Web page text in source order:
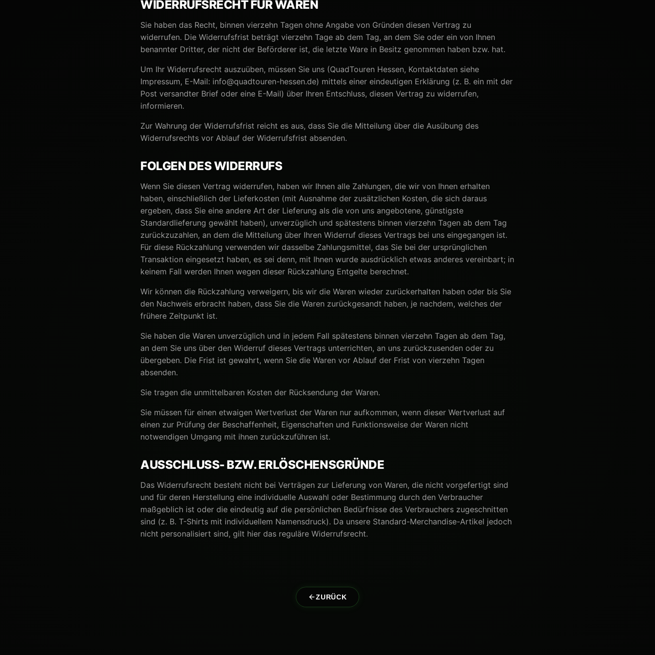
WIDERRUFSRECHT FÜR WAREN
Sie haben das Recht, binnen vierzehn Tagen ohne Angabe von Gründen diesen Vertrag zu
widerrufen. Die Widerrufsfrist beträgt vierzehn Tage ab dem Tag, an dem Sie oder ein von Ihnen
benannter Dritter, der nicht der Beförderer ist, die letzte Ware in Besitz genommen haben bzw. hat.
Um Ihr Widerrufsrecht auszuüben, müssen Sie uns (QuadTouren Hessen, Kontaktdaten siehe
Impressum, E-Mail: info@quadtouren-hessen.de) mittels einer eindeutigen Erklärung (z. B. ein mit der
Post versandter Brief oder eine E-Mail) über Ihren Entschluss, diesen Vertrag zu widerrufen,
informieren.
Zur Wahrung der Widerrufsfrist reicht es aus, dass Sie die Mitteilung über die Ausübung des
Widerrufsrechts vor Ablauf der Widerrufsfrist absenden.
FOLGEN DES WIDERRUFS
Wenn Sie diesen Vertrag widerrufen, haben wir Ihnen alle Zahlungen, die wir von Ihnen erhalten
haben, einschließlich der Lieferkosten (mit Ausnahme der zusätzlichen Kosten, die sich daraus
ergeben, dass Sie eine andere Art der Lieferung als die von uns angebotene, günstigste
Standardlieferung gewählt haben), unverzüglich und spätestens binnen vierzehn Tagen ab dem Tag
zurückzuzahlen, an dem die Mitteilung über Ihren Widerruf dieses Vertrags bei uns eingegangen ist.
Für diese Rückzahlung verwenden wir dasselbe Zahlungsmittel, das Sie bei der ursprünglichen
Transaktion eingesetzt haben, es sei denn, mit Ihnen wurde ausdrücklich etwas anderes vereinbart; in
keinem Fall werden Ihnen wegen dieser Rückzahlung Entgelte berechnet.
Wir können die Rückzahlung verweigern, bis wir die Waren wieder zurückerhalten haben oder bis Sie
den Nachweis erbracht haben, dass Sie die Waren zurückgesandt haben, je nachdem, welches der
frühere Zeitpunkt ist.
Sie haben die Waren unverzüglich und in jedem Fall spätestens binnen vierzehn Tagen ab dem Tag,
an dem Sie uns über den Widerruf dieses Vertrags unterrichten, an uns zurückzusenden oder zu
übergeben. Die Frist ist gewahrt, wenn Sie die Waren vor Ablauf der Frist von vierzehn Tagen
absenden.
Sie tragen die unmittelbaren Kosten der Rücksendung der Waren.
Sie müssen für einen etwaigen Wertverlust der Waren nur aufkommen, wenn dieser Wertverlust auf
einen zur Prüfung der Beschaffenheit, Eigenschaften und Funktionsweise der Waren nicht
notwendigen Umgang mit ihnen zurückzuführen ist.
AUSSCHLUSS- BZW. ERLÖSCHENSGRÜNDE
Das Widerrufsrecht besteht nicht bei Verträgen zur Lieferung von Waren, die nicht vorgefertigt sind
und für deren Herstellung eine individuelle Auswahl oder Bestimmung durch den Verbraucher
maßgeblich ist oder die eindeutig auf die persönlichen Bedürfnisse des Verbrauchers zugeschnitten
sind (z. B. T-Shirts mit individuellem Namensdruck). Da unsere Standard-Merchandise-Artikel jedoch
nicht personalisiert sind, gilt hier das reguläre Widerrufsrecht.
ZURÜCK